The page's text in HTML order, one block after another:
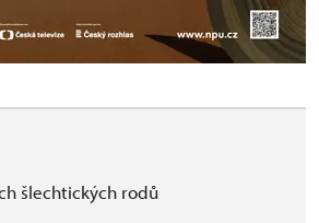
šlechtických rodů